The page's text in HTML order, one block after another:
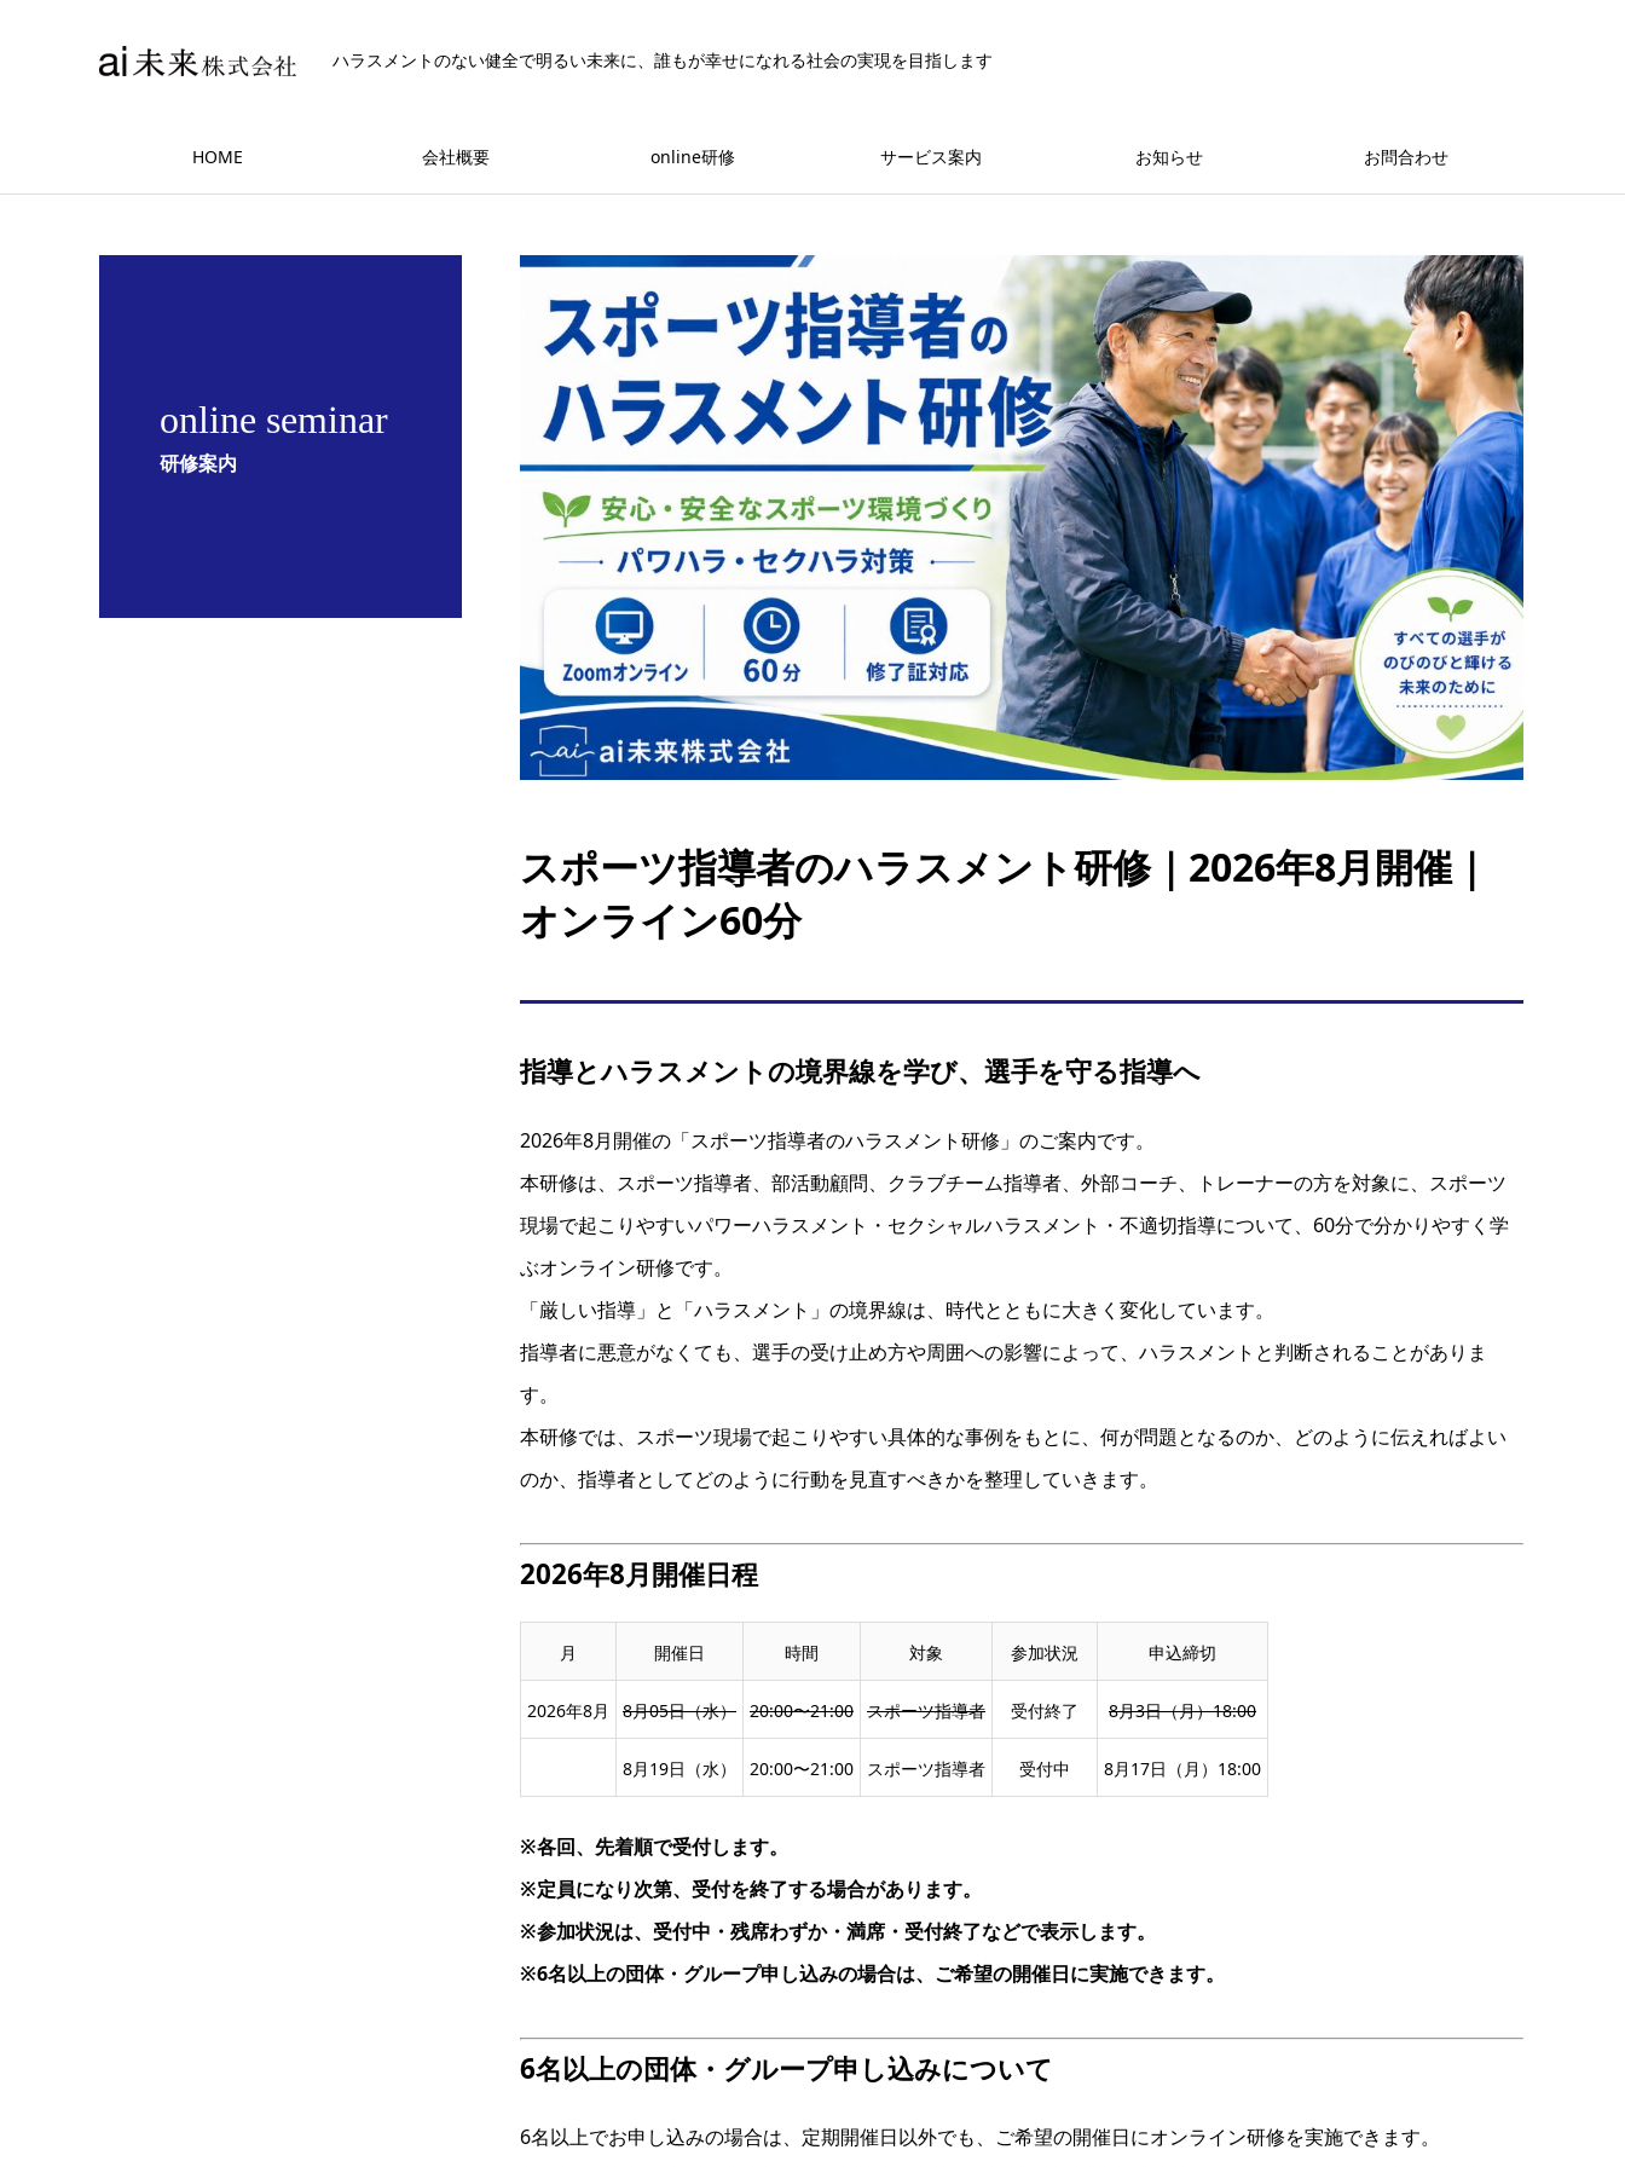
ハラスメントのない健全で明るい未来に、誰もが幸せになれる社会の実現を目指します
HOME 会社概要 online研修 サービス案内 お知らせ お問合わせ
online seminar
研修案内
スポーツ指導者のハラスメント研修｜2026年8月開催｜
オンライン60分
指導とハラスメントの境界線を学び、選手を守る指導へ
2026年8月開催の「スポーツ指導者のハラスメント研修」のご案内です。
本研修は、スポーツ指導者、部活動顧問、クラブチーム指導者、外部コーチ、トレーナーの方を対象に、スポーツ
現場で起こりやすいパワーハラスメント・セクシャルハラスメント・不適切指導について、60分で分かりやすく学
ぶオンライン研修です。
「厳しい指導」と「ハラスメント」の境界線は、時代とともに大きく変化しています。
指導者に悪意がなくても、選手の受け止め方や周囲への影響によって、ハラスメントと判断されることがありま
す。
本研修では、スポーツ現場で起こりやすい具体的な事例をもとに、何が問題となるのか、どのように伝えればよい
のか、指導者としてどのように行動を見直すべきかを整理していきます。
2026年8月開催日程
月 開催日 時間 対象 参加状況 申込締切
2026年8月 8月05日（水） 20:00〜21:00 スポーツ指導者 受付終了 8月3日（月）18:00
8月19日（水） 20:00〜21:00 スポーツ指導者 受付中 8月17日（月）18:00
※各回、先着順で受付します。
※定員になり次第、受付を終了する場合があります。
※参加状況は、受付中・残席わずか・満席・受付終了などで表示します。
※6名以上の団体・グループ申し込みの場合は、ご希望の開催日に実施できます。
6名以上の団体・グループ申し込みについて
6名以上でお申し込みの場合は、定期開催日以外でも、ご希望の開催日にオンライン研修を実施できます。